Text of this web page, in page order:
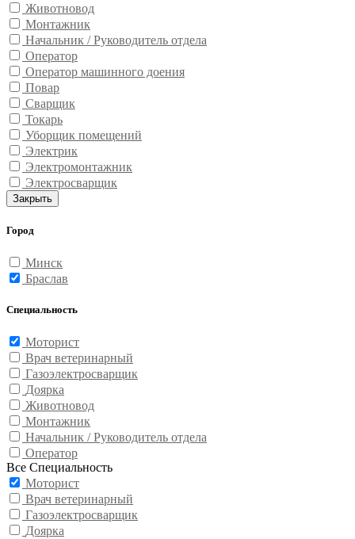
Животновод
Монтажник
Начальник / Руководитель отдела
Оператор
Оператор машинного доения
Повар
Сварщик
Токарь
Уборщик помещений
Электрик
Электромонтажник
Электросварщик
Закрыть
Город
Минск
Браслав
Специальность
Моторист
Врач ветеринарный
Газоэлектросварщик
Доярка
Животновод
Монтажник
Начальник / Руководитель отдела
Оператор
Все Специальность
Моторист
Врач ветеринарный
Газоэлектросварщик
Доярка